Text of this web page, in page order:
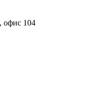
офис 104